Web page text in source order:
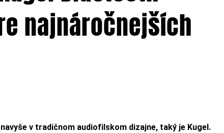
najnáročnejších
v tradičnom audiofilskom dizajne, taký je Kugel.